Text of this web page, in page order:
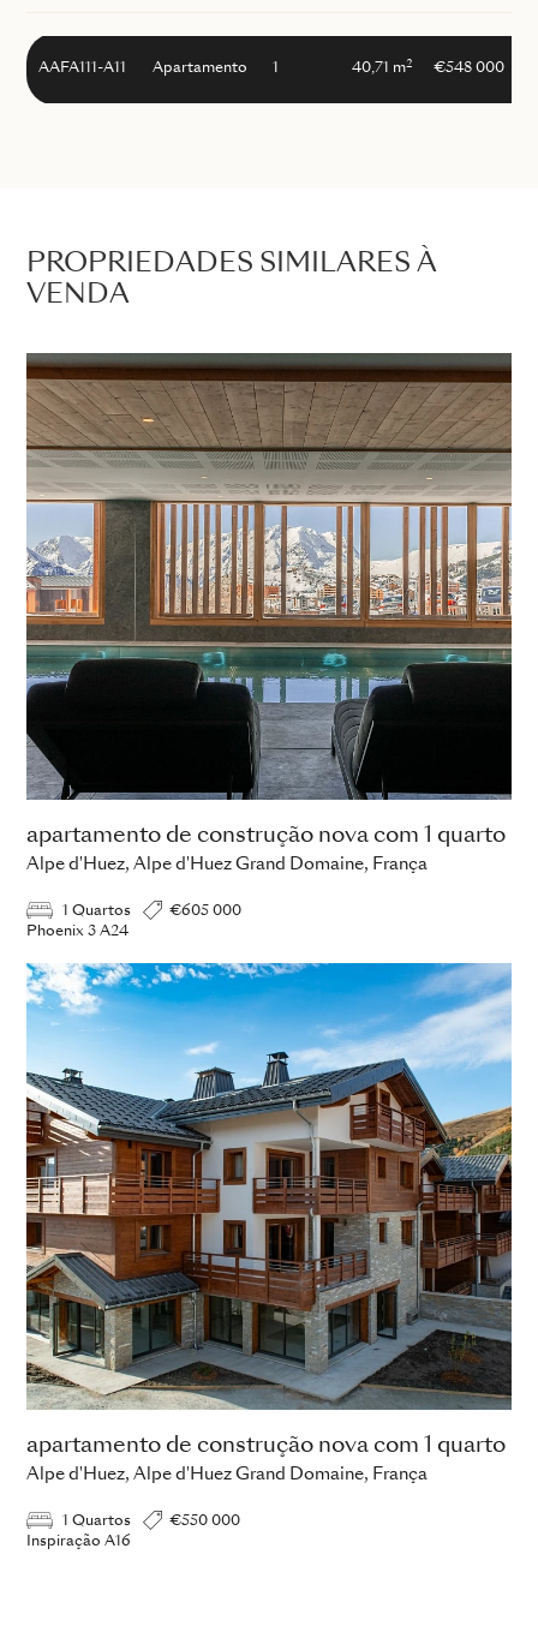
AAFA111-A11 Apartamento 1 40,71 m2 €548 000
PROPRIEDADES SIMILARES À
VENDA
apartamento de construção nova com 1 quarto
Alpe d'Huez, Alpe d'Huez Grand Domaine, França
1 Quartos
€605 000
Phoenix 3 A24
apartamento de construção nova com 1 quarto
Alpe d'Huez, Alpe d'Huez Grand Domaine, França
1 Quartos
€550 000
Inspiração A16